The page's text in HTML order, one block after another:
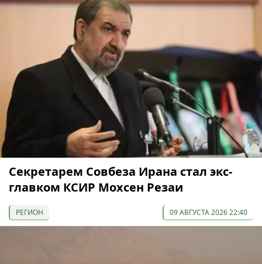
Секретарем Совбеза Ирана стал экс-
главком КСИР Мохсен Резаи
РЕГИОН 09 АВГУСТА 2026 22:40